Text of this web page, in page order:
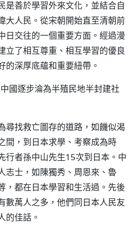
是善於學習外來文化，並結合自
大人民。從宋朝開始直至清朝前
日交往的一個重要方面。經過漫
立了相互尊重、相互學習的優良
的深厚底蘊和重要紐帶。
國逐步淪為半殖民地半封建社
尋找救亡圖存的道路，如饑似渴
間，到日本求學、考察成為時
行者孫中山先生15次到日本。中
志士，如陳獨秀、周恩來、魯
，都在日本學習和生活過。先後
數萬人之多，他們同日本人民友
的佳話。